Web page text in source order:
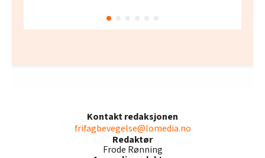
Kontakt redaksjonen
frifagbevegelse@lomedia.no
Redaktør
Frode Rønning